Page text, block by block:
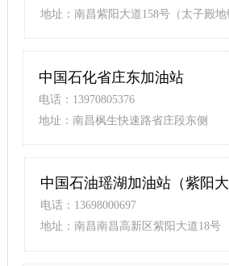
地址：南昌紫阳大道158号（太子殿
中国石化省庄东加油站
电话：13970805376
地址：南昌枫生快速路省庄段东侧
中国石油瑶湖加油站（紫阳大
电话：13698000697
地址：南昌南昌高新区紫阳大道18号